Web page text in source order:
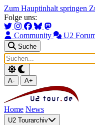
Zum Hauptinhalt springen
Folge uns:
Community U2
Suche
A- A+
Home News
U2 Tourarchiv